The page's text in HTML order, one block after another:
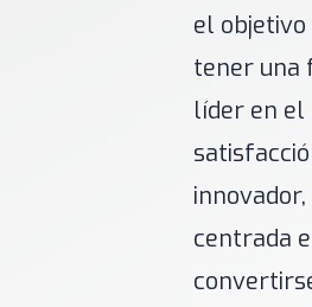
el
tener una
líder en el
centrada